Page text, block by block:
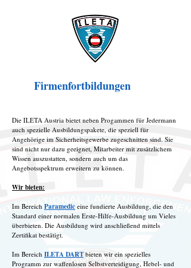
Firmenfortbildungen
Die ILETA Austria bietet neben Progammen für Jedermann
auch spezielle Ausbildungspakete, die speziell für
Angehörige im Sicherheitsgewerbe zugeschnitten sind. Sie
sind nicht nur dazu geeignet, Mitarbeiter mit zusätzlichem
Wissen auszustatten, sondern auch um das
Angebotsspektrum erweitern zu können.
Wir bieten:
Im Bereich Paramedic eine fundierte Ausbildung, die den
Standard einer normalen Erste-Hilfe-Ausbildung um Vieles
überbieten. Die Ausbildung wird anschließend mittels
Zertifikat bestätigt.
Im Bereich ILETA DART bieten wir ein spezielles
Programm zur waffenlosen Selbstverteidigung, Hebel- und